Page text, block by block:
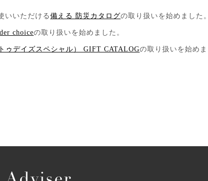
いいただける 備える 防災カタログの取り扱いを始めました。
choiceの取り扱いを始めました。
ゥデイズスペシャル） GIFT CATALOGの取り扱いを始めま